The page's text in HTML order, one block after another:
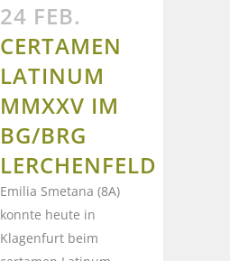
24 FEB.
CERTAMEN
LATINUM
MMXXV IM
BG/BRG
LERCHENFELD
Emilia Smetana (8A)
konnte heute in
Klagenfurt beim